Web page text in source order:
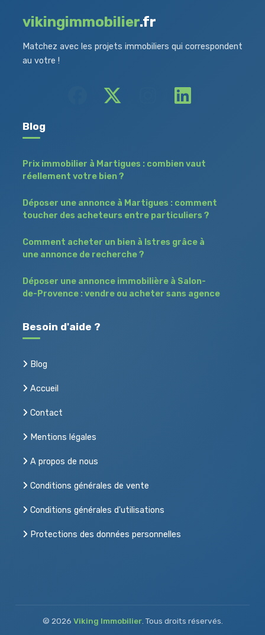
vikingimmobilier.fr
Matchez avec les projets immobiliers qui correspondent
au votre !
Blog
Prix immobilier à Martigues : combien vaut
réellement votre bien ?
Déposer une annonce à Martigues : comment
toucher des acheteurs entre particuliers ?
Comment acheter un bien à Istres grâce à
une annonce de recherche ?
Déposer une annonce immobilière à Salon-
de-Provence : vendre ou acheter sans agence
Besoin d'aide ?
Blog
Accueil
Contact
Mentions légales
A propos de nous
Conditions générales de vente
Conditions générales d'utilisations
Protections des données personnelles
© 2026 Viking Immobilier. Tous droits réservés.